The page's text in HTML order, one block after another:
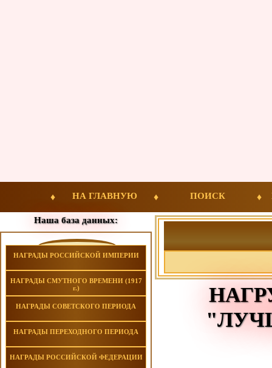
НА ГЛАВНУЮ ПОИСК
Наша база данных:
НАГРАДЫ РОССИЙСКОЙ ИМПЕРИИ
НАГРАДЫ СМУТНОГО ВРЕМЕНИ (1917
г.)
НАГРАДЫ СОВЕТСКОГО ПЕРИОДА
НАГРАДЫ ПЕРЕХОДНОГО ПЕРИОДА
НАГРАДЫ РОССИЙСКОЙ ФЕДЕРАЦИИ